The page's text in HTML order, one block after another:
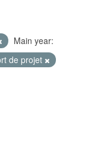
Main year:
de projet